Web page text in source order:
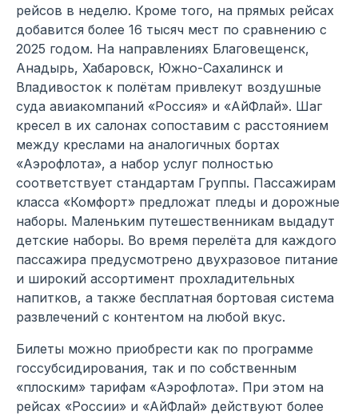
рейсов в неделю. Кроме того, на прямых рейсах
добавится более 16 тысяч мест по сравнению с
2025 годом. На направлениях Благовещенск,
Анадырь, Хабаровск, Южно-Сахалинск и
Владивосток к полётам привлекут воздушные
суда авиакомпаний «Россия» и «АйФлай». Шаг
кресел в их салонах сопоставим с расстоянием
между креслами на аналогичных бортах
«Аэрофлота», а набор услуг полностью
соответствует стандартам Группы. Пассажирам
класса «Комфорт» предложат пледы и дорожные
наборы. Маленьким путешественникам выдадут
детские наборы. Во время перелёта для каждого
пассажира предусмотрено двухразовое питание
и широкий ассортимент прохладительных
напитков, а также бесплатная бортовая система
развлечений с контентом на любой вкус.
Билеты можно приобрести как по программе
госсубсидирования, так и по собственным
«плоским» тарифам «Аэрофлота». При этом на
рейсах «России» и «АйФлай» действуют более